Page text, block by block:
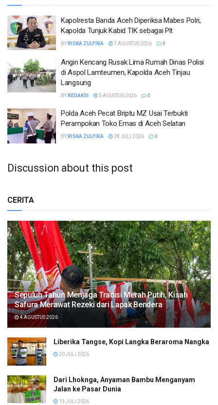
Kapolresta Banda Aceh Diperiksa Mabes Polri,
Kapolda Tunjuk Kabid TIK sebagai Plt
BY RISKA ZULFIRA 7 AGUSTUS 2026 0
Angin Kencang Rusak Lima Rumah Dinas Polisi
di Aspol Lamteumen, Kapolda Aceh Tinjau
Langsung
BY REDAKSI 5 AGUSTUS 2026 0
Polda Aceh Pecat Briptu MZ Usai Terbukti
Perampokan Toko Emas di Aceh Selatan
BY RISKA ZULFIRA 28 JULI 2026 0
Discussion about this post
CERITA
Sepuluh Tahun Menjaga Tradisi Merah Putih, Kisah
Safura Merawat Rezeki dari Lapak Bendera
4 AGUSTUS 2026
Liberika Tangse, Kopi Langka Beraroma Nangka
20 JULI 2026
Dari Lhoknga, Anyaman Bambu Menganyam
Jalan ke Pasar Dunia
19 JULI 2026